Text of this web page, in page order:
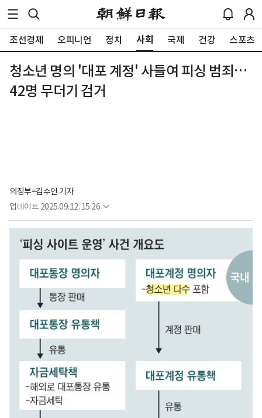
조선경제 오피니언 정치 사회 국제 건강 스포츠
청소년 명의 '대포 계정' 사들여 피싱 범죄…
42명 무더기 검거
의정부=김수언 기자
업데이트 2025.09.12. 15:26